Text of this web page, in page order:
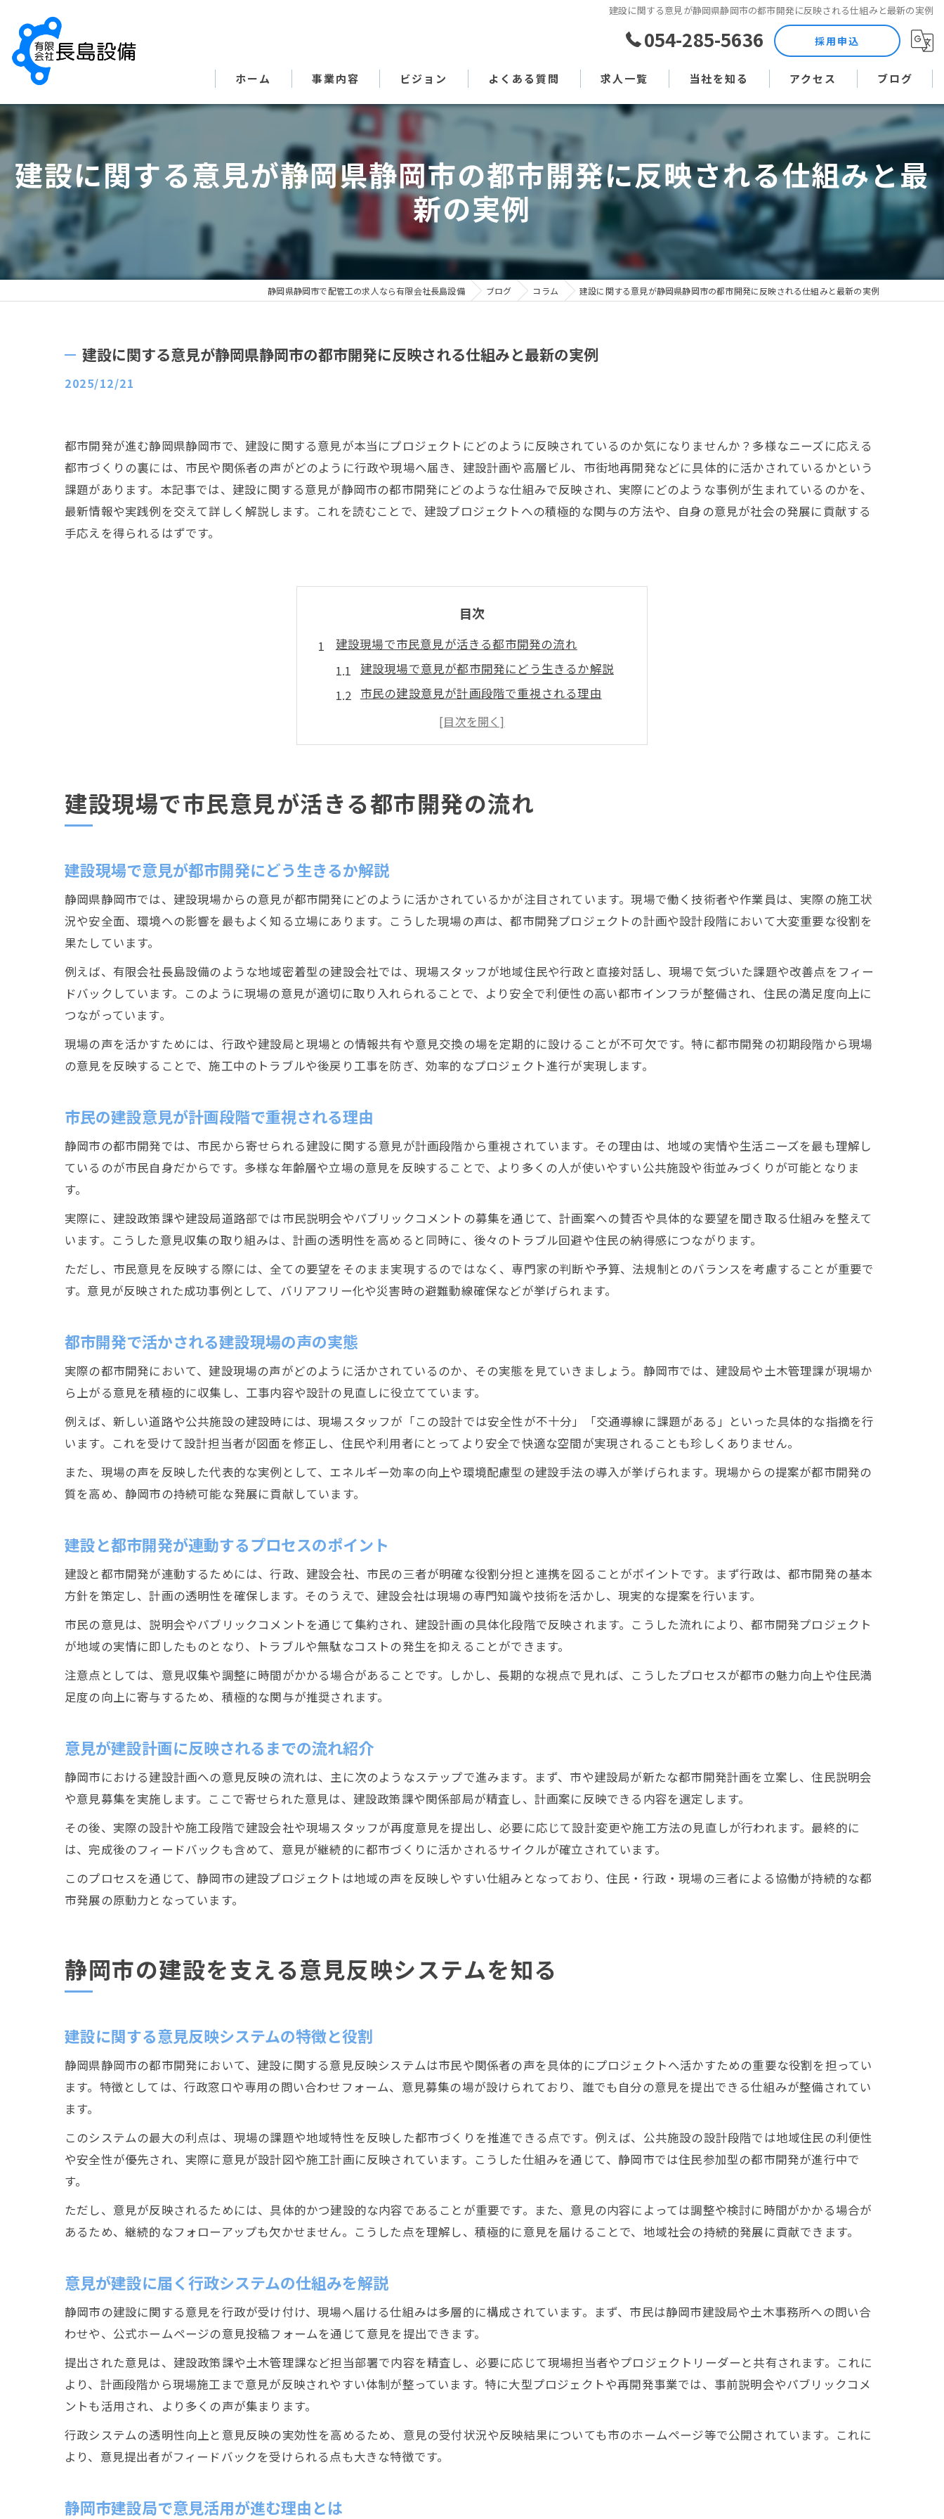
建設に関する意見が静岡県静岡市の都市開発に反映される仕組みと最新の実例
054-285-5636 採用申込
ホーム 事業内容 ビジョン よくある質問 求人一覧 当社を知る
土木作業員
現場監督
直行直帰
アクセス ブログ
コラム
建設に関する意見が静岡県静岡市の都市開発に反映される仕組みと最
新の実例
静岡県静岡市で配管工の求人なら有限会社長島設備 ブログ コラム 建設に関する意見が静岡県静岡市の都市開発に反映される仕組みと最新の実例
建設に関する意見が静岡県静岡市の都市開発に反映される仕組みと最新の実例
2025/12/21
都市開発が進む静岡県静岡市で、建設に関する意見が本当にプロジェクトにどのように反映されているのか気になりませんか？多様なニーズに応える
都市づくりの裏には、市民や関係者の声がどのように行政や現場へ届き、建設計画や高層ビル、市街地再開発などに具体的に活かされているかという
課題があります。本記事では、建設に関する意見が静岡市の都市開発にどのような仕組みで反映され、実際にどのような事例が生まれているのかを、
最新情報や実践例を交えて詳しく解説します。これを読むことで、建設プロジェクトへの積極的な関与の方法や、自身の意見が社会の発展に貢献する
手応えを得られるはずです。
目次
建設現場で市民意見が活きる都市開発の流れ
建設現場で意見が都市開発にどう生きるか解説
市民の建設意見が計画段階で重視される理由
都市開発で活かされる建設現場の声の実態
建設と都市開発が連動するプロセスのポイント
静岡市の建設を支える意見反映システムを知る
建設に関する意見反映システムの特徴と役割
静岡市建設局で意見活用が進む理由とは
建設政策課と土木管理課の連携による意見反映法
建設事業で意見を活かす組織体制のポイント
多様な意見が建設現場に与える変化と効果
建設プロジェクトに市民の声が反映される背景
建設分野で多様な声が活かされる事例紹介
意見反映で建設現場が持続的に進化する仕組み
市街地再開発における建設意見活用の実例
建設意見が市街地再開発計画に活きる理由
再開発事業で意見を取り入れるプロセスとは
再開発を支える建設意見の収集と活用方法
建設を巡る意見提出と行政連携の実態解説
建設意見提出の流れと行政連携の現状を解説
行政と建設現場が意見を共有する仕組みとは
静岡の都市計画に意見が活かされた事例を紹介
建設現場の声が都市計画に繋がった実例紹介
建設プロジェクトに意見が生んだ変化とは
建設現場で市民意見が活きる都市開発の流れ
建設現場で意見が都市開発にどう生きるか解説
静岡県静岡市では、建設現場からの意見が都市開発にどのように活かされているかが注目されています。現場で働く技術者や作業員は、実際の施工状
況や安全面、環境への影響を最もよく知る立場にあります。こうした現場の声は、都市開発プロジェクトの計画や設計段階において大変重要な役割を
果たしています。
例えば、有限会社長島設備のような地域密着型の建設会社では、現場スタッフが地域住民や行政と直接対話し、現場で気づいた課題や改善点をフィー
ドバックしています。このように現場の意見が適切に取り入れられることで、より安全で利便性の高い都市インフラが整備され、住民の満足度向上に
つながっています。
現場の声を活かすためには、行政や建設局と現場との情報共有や意見交換の場を定期的に設けることが不可欠です。特に都市開発の初期段階から現場
の意見を反映することで、施工中のトラブルや後戻り工事を防ぎ、効率的なプロジェクト進行が実現します。
市民の建設意見が計画段階で重視される理由
静岡市の都市開発では、市民から寄せられる建設に関する意見が計画段階から重視されています。その理由は、地域の実情や生活ニーズを最も理解し
ているのが市民自身だからです。多様な年齢層や立場の意見を反映することで、より多くの人が使いやすい公共施設や街並みづくりが可能となりま
す。
実際に、建設政策課や建設局道路部では市民説明会やパブリックコメントの募集を通じて、計画案への賛否や具体的な要望を聞き取る仕組みを整えて
います。こうした意見収集の取り組みは、計画の透明性を高めると同時に、後々のトラブル回避や住民の納得感につながります。
ただし、市民意見を反映する際には、全ての要望をそのまま実現するのではなく、専門家の判断や予算、法規制とのバランスを考慮することが重要で
す。意見が反映された成功事例として、バリアフリー化や災害時の避難動線確保などが挙げられます。
都市開発で活かされる建設現場の声の実態
実際の都市開発において、建設現場の声がどのように活かされているのか、その実態を見ていきましょう。静岡市では、建設局や土木管理課が現場か
ら上がる意見を積極的に収集し、工事内容や設計の見直しに役立てています。
例えば、新しい道路や公共施設の建設時には、現場スタッフが「この設計では安全性が不十分」「交通導線に課題がある」といった具体的な指摘を行
います。これを受けて設計担当者が図面を修正し、住民や利用者にとってより安全で快適な空間が実現されることも珍しくありません。
また、現場の声を反映した代表的な実例として、エネルギー効率の向上や環境配慮型の建設手法の導入が挙げられます。現場からの提案が都市開発の
質を高め、静岡市の持続可能な発展に貢献しています。
建設と都市開発が連動するプロセスのポイント
建設と都市開発が連動するためには、行政、建設会社、市民の三者が明確な役割分担と連携を図ることがポイントです。まず行政は、都市開発の基本
方針を策定し、計画の透明性を確保します。そのうえで、建設会社は現場の専門知識や技術を活かし、現実的な提案を行います。
市民の意見は、説明会やパブリックコメントを通じて集約され、建設計画の具体化段階で反映されます。こうした流れにより、都市開発プロジェクト
が地域の実情に即したものとなり、トラブルや無駄なコストの発生を抑えることができます。
注意点としては、意見収集や調整に時間がかかる場合があることです。しかし、長期的な視点で見れば、こうしたプロセスが都市の魅力向上や住民満
足度の向上に寄与するため、積極的な関与が推奨されます。
意見が建設計画に反映されるまでの流れ紹介
静岡市における建設計画への意見反映の流れは、主に次のようなステップで進みます。まず、市や建設局が新たな都市開発計画を立案し、住民説明会
や意見募集を実施します。ここで寄せられた意見は、建設政策課や関係部局が精査し、計画案に反映できる内容を選定します。
その後、実際の設計や施工段階で建設会社や現場スタッフが再度意見を提出し、必要に応じて設計変更や施工方法の見直しが行われます。最終的に
は、完成後のフィードバックも含めて、意見が継続的に都市づくりに活かされるサイクルが確立されています。
このプロセスを通じて、静岡市の建設プロジェクトは地域の声を反映しやすい仕組みとなっており、住民・行政・現場の三者による協働が持続的な都
市発展の原動力となっています。
静岡市の建設を支える意見反映システムを知る
建設に関する意見反映システムの特徴と役割
静岡県静岡市の都市開発において、建設に関する意見反映システムは市民や関係者の声を具体的にプロジェクトへ活かすための重要な役割を担ってい
ます。特徴としては、行政窓口や専用の問い合わせフォーム、意見募集の場が設けられており、誰でも自分の意見を提出できる仕組みが整備されてい
ます。
このシステムの最大の利点は、現場の課題や地域特性を反映した都市づくりを推進できる点です。例えば、公共施設の設計段階では地域住民の利便性
や安全性が優先され、実際に意見が設計図や施工計画に反映されています。こうした仕組みを通じて、静岡市では住民参加型の都市開発が進行中で
す。
ただし、意見が反映されるためには、具体的かつ建設的な内容であることが重要です。また、意見の内容によっては調整や検討に時間がかかる場合が
あるため、継続的なフォローアップも欠かせません。こうした点を理解し、積極的に意見を届けることで、地域社会の持続的発展に貢献できます。
意見が建設に届く行政システムの仕組みを解説
静岡市の建設に関する意見を行政が受け付け、現場へ届ける仕組みは多層的に構成されています。まず、市民は静岡市建設局や土木事務所への問い合
わせや、公式ホームページの意見投稿フォームを通じて意見を提出できます。
提出された意見は、建設政策課や土木管理課など担当部署で内容を精査し、必要に応じて現場担当者やプロジェクトリーダーと共有されます。これに
より、計画段階から現場施工まで意見が反映されやすい体制が整っています。特に大型プロジェクトや再開発事業では、事前説明会やパブリックコメ
ントも活用され、より多くの声が集まります。
行政システムの透明性向上と意見反映の実効性を高めるため、意見の受付状況や反映結果についても市のホームページ等で公開されています。これに
より、意見提出者がフィードバックを受けられる点も大きな特徴です。
静岡市建設局で意見活用が進む理由とは